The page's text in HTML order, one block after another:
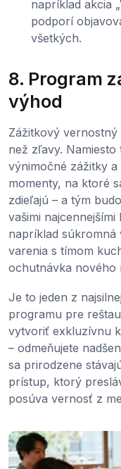
napríklad akcia
podporí
všetkých.
8. Program
výhod
Zážitkový
než zľavy.
výnimočné zážitky
momenty, na ktoré
zdieľajú – a tým
vašimi
napríklad
varenia s tímom
ochutnávka nového
Je to jeden z
programu pre
vytvoriť exkluzívnu
– odmeňujete
sa prirodzene
prístup, ktorý
posúva vernosť z